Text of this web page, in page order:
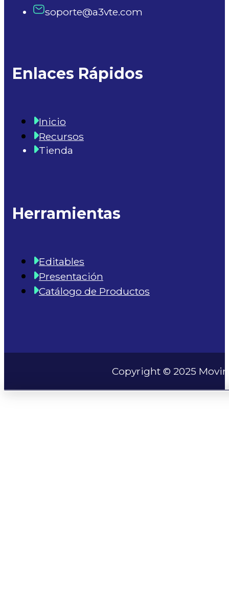
soporte@a3vte.com
Enlaces Rápidos
Inicio
Recursos
Tienda
Herramientas
Editables
Presentación
Catálogo de Productos
Copyright © 2025